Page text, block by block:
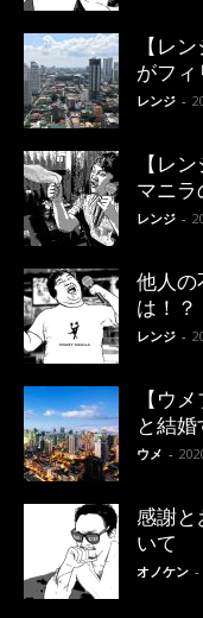
【レ
がフィ
レンジ -
【レ
マニラ
レンジ -
他人の
は！？
レンジ -
【ウ
と結
ウメ -
感謝と
いて
オノケン -